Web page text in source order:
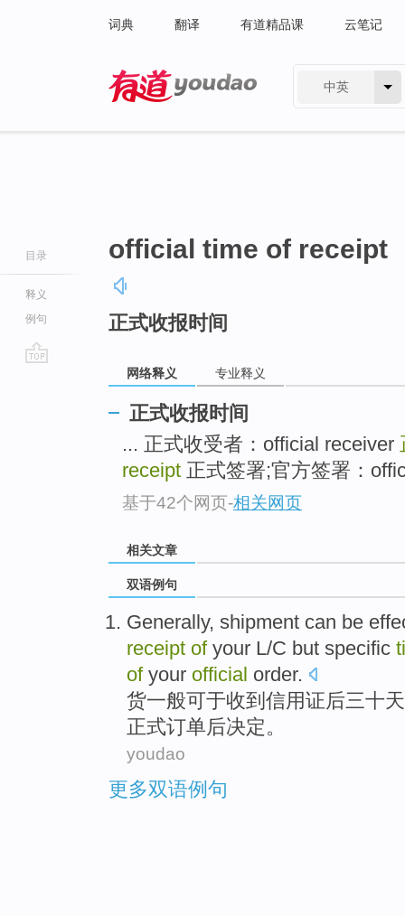
词典 翻译 有道精品课 云笔记
中英
目录
释义
例句
official time of receipt
正式收报时间
网络释义 专业释义
正式收报时间
... 正式收受者：official receiver
receipt 正式签署;官方签署：
基于42个网页-相关网页
相关文章
双语例句
Generally, shipment can be
receipt ofyour L/C but specific
ofyour official order.
货一般可于收到 信用证后三十天
正式订单后决定。
youdao
更多双语例句